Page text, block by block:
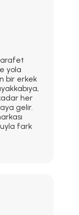
yola
bir erkek
her
gelir.
fark